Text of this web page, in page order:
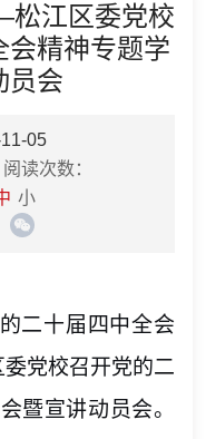
江区委党校
会精神专题学
员会
05
阅读次数：
小
二十届四中全会
党校召开党的二
暨宣讲动员会。